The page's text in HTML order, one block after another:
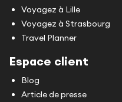
Voyagez à Lille
Voyagez à Strasbourg
Travel Planner
Espace client
Blog
Article de presse